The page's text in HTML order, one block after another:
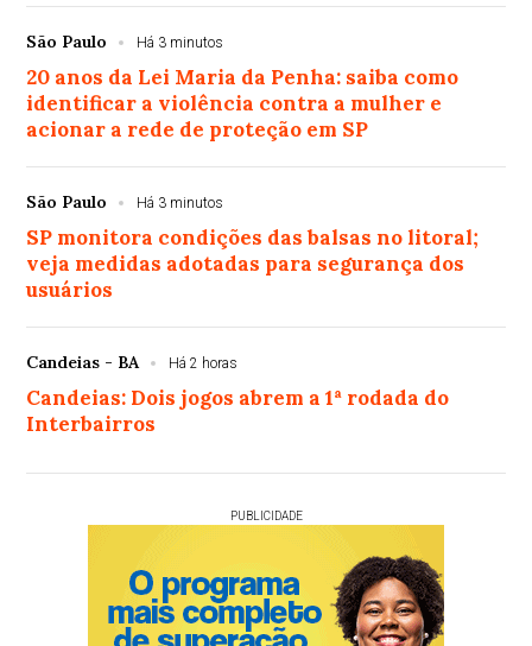
São Paulo Há 3 minutos
20 anos da Lei Maria da Penha: saiba como
identificar a violência contra a mulher e
acionar a rede de proteção em SP
São Paulo Há 3 minutos
SP monitora condições das balsas no litoral;
veja medidas adotadas para segurança dos
usuários
Candeias - BA Há 2 horas
Candeias: Dois jogos abrem a 1ª rodada do
Interbairros
PUBLICIDADE